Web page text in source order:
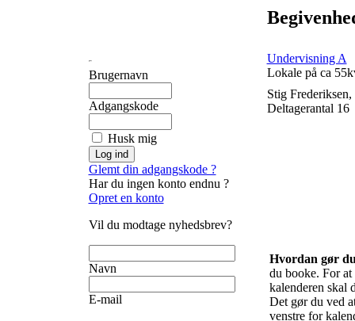
Brugernavn
Adgangskode
Husk mig
Glemt din adgangskode ?
Har du ingen konto endnu ?
Opret en konto
Vil du modtage nyhedsbrev?
Navn
E-mail
Undervisning A
Lokale på ca
Stig
Deltagerantal 16
Hvordan gør
du booke. For
kalenderen skal
Det gør du ved
venstre for